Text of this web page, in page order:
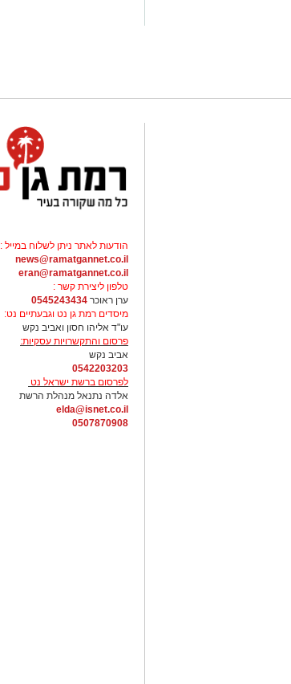
הודעות לאתר ניתן לשלוח במייל :
news@ramatgannet.co.il
eran@ramatgannet.co.il
טלפון ליצירת קשר :
ערן ראוכר 0545243434
מיסדים רמת גן נט וגבעתיים נט:
עו"ד אליהו חסון ואביב נקש
פרסום והתקשרויות עסקיות:
אביב נקש
0542203203
לפרסום ברשת ישראל נט
אלדה נתנאל מנהלת הרשת
elda@isnet.co.il
0507870908